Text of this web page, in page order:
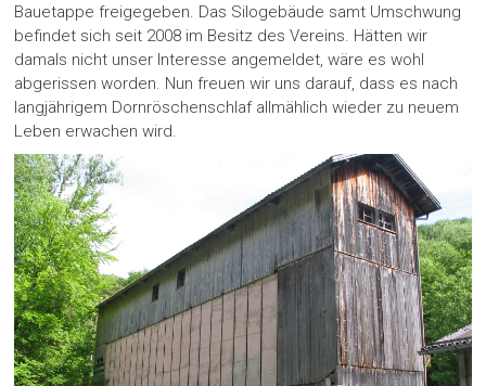
Bauetappe freigegeben. Das Silogebäude samt Umschwung
befindet sich seit 2008 im Besitz des Vereins. Hätten wir
damals nicht unser Interesse angemeldet, wäre es wohl
abgerissen worden. Nun freuen wir uns darauf, dass es nach
langjährigem Dornröschenschlaf allmählich wieder zu neuem
Leben erwachen wird.